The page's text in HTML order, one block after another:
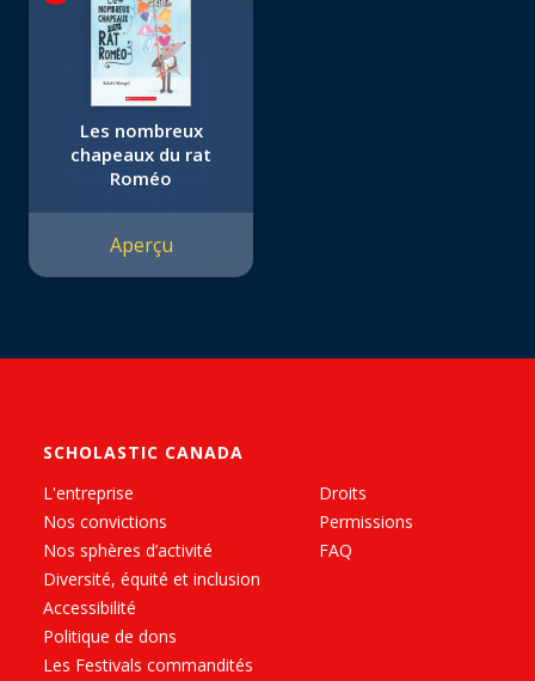
Les nombreux
chapeaux du rat
Roméo
Aperçu
SCHOLASTIC CANADA
L'entreprise
Nos convictions
Nos sphères d’activité
Diversité, équité et inclusion
Accessibilité
Politique de dons
Les Festivals commandités
Droits
Permissions
FAQ